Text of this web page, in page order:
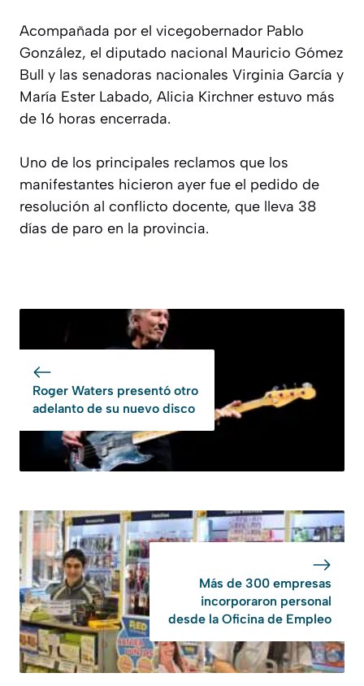
Acompañada por el vicegobernador Pablo
González, el diputado nacional Mauricio Gómez
Bull y las senadoras nacionales Virginia García y
María Ester Labado, Alicia Kirchner estuvo más
de 16 horas encerrada.
Uno de los principales reclamos que los
manifestantes hicieron ayer fue el pedido de
resolución al conflicto docente, que lleva 38
días de paro en la provincia.
Roger Waters presentó otro
adelanto de su nuevo disco
Más de 300 empresas
incorporaron personal
desde la Oficina de Empleo